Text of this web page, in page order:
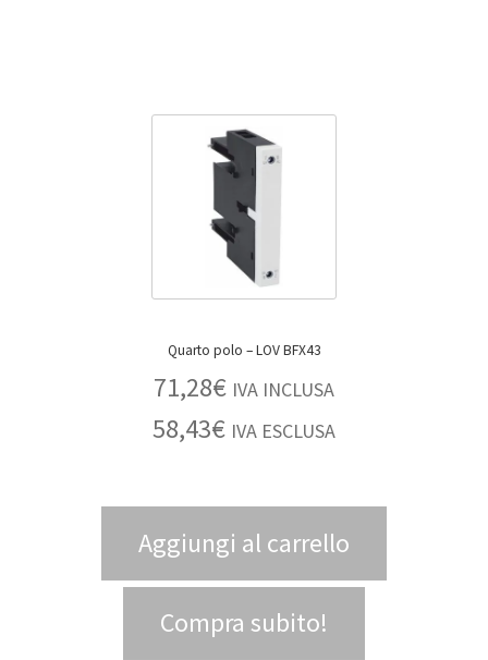
Quarto polo – LOV BFX43
71,28€ IVA INCLUSA
58,43€ IVA ESCLUSA
Aggiungi al carrello
Compra subito!